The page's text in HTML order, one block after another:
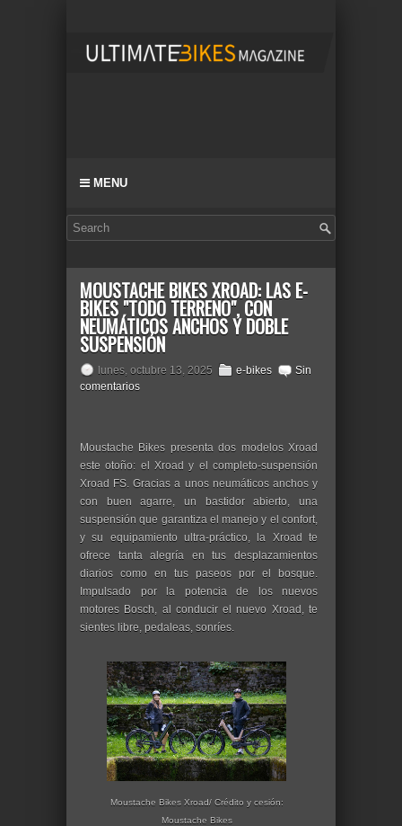
MENU
MOUSTACHE BIKES XROAD: LAS E-
BIKES "TODO TERRENO", CON
NEUMÁTICOS ANCHOS Y DOBLE
SUSPENSIÓN
lunes, octubre 13, 2025 e-bikes
Sin
comentarios
Moustache Bikes presenta dos modelos Xroad
este otoño: el Xroad y el completo-suspensión
Xroad FS. Gracias a unos neumáticos anchos y
con buen agarre, un bastidor abierto, una
suspensión que garantiza el manejo y el confort,
y su equipamiento ultra‑práctico, la Xroad te
ofrece tanta alegría en tus desplazamientos
diarios como en tus paseos por el bosque.
Impulsado por la potencia de los nuevos
motores Bosch, al conducir el nuevo Xroad, te
sientes libre, pedaleas, sonríes.
Moustache Bikes Xroad/ Crédito y cesión:
Moustache Bikes